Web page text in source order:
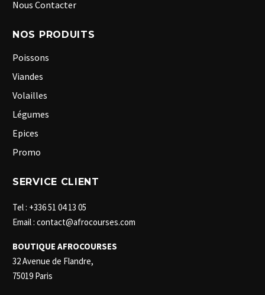
Nous Contacter
NOS PRODUITS
Poissons
Viandes
Volailles
Légumes
Epices
Promo
SERVICE CLIENT
Tel : +336 51 04 13 05
Email : contact@afrocourses.com
BOUTIQUE AFROCOURSES
32 Avenue de Flandre,
75019 Paris